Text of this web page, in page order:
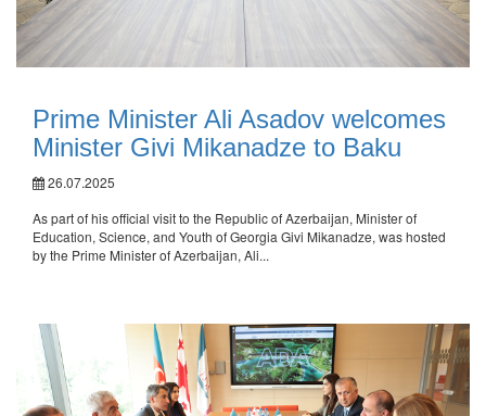
Prime Minister Ali Asadov welcomes
Minister Givi Mikanadze to Baku
26.07.2025
As part of his official visit to the Republic of Azerbaijan, Minister of
Education, Science, and Youth of Georgia Givi Mikanadze, was hosted
by the Prime Minister of Azerbaijan, Ali...